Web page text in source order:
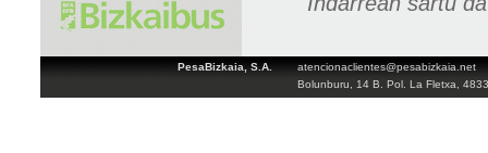
PesaBizkaia, S.A.
atencionaclientes@pesabizkaia.net
Bolunburu, 14 B. Pol. La Fletxa,